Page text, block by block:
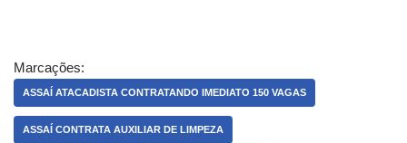
Marcações:
ASSAÍ ATACADISTA CONTRATANDO IMEDIATO 150 VAGAS
ASSAÍ CONTRATA AUXILIAR DE LIMPEZA